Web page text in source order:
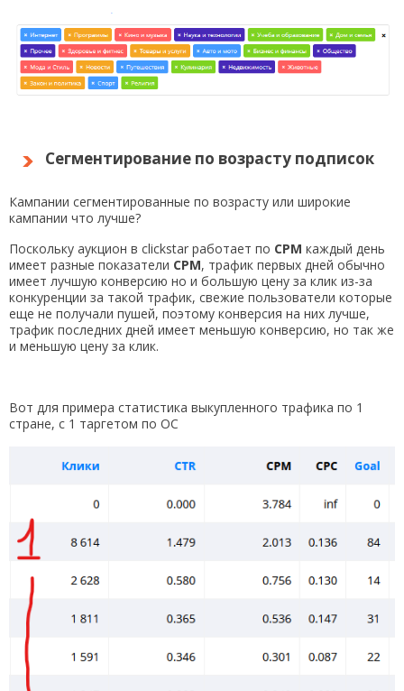
Сегментирование по возрасту подписок
Кампании сегментированные по возрасту или широкие
кампании что лучше?
Поскольку аукцион в clickstar работает по CPM каждый день
имеет разные показатели CPM, трафик первых дней обычно
имеет лучшую конверсию но и большую цену за клик из-за
конкуренции за такой трафик, свежие пользователи которые
еще не получали пушей, поэтому конверсия на них лучше,
трафик последних дней имеет меньшую конверсию, но так же
и меньшую цену за клик.
Вот для примера статистика выкупленного трафика по 1
стране, с 1 таргетом по ОС